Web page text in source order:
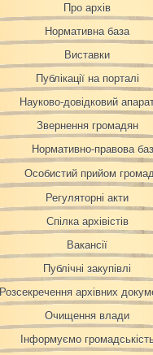
Про архів
Нормативна база
Виставки
Публікації на порталі
Науково-довідковий
Звернення громадян
Нормативно-правова
Особистий прийом
Регуляторні акти
Спілка архівістів
Вакансії
Публічні закупівлі
Розсекречення архівних
Очищення влади
Інформуємо